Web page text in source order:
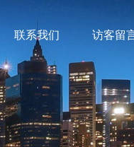
联系我们 访客留